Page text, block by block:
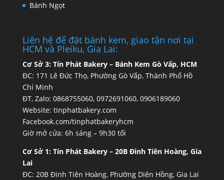
Bánh Ngọt
Liên hệ để đặt bánh kem, giao tận nơi tại
HCM và Pleiku, Gia Lai:
Cơ Sở 3: Tín Phát Bakery – Bánh Kem Gò Vấp, HCM
ĐC: 171 Lê Đức Thọ, Phường Gò Vấp, Thành Phố Hồ
Chí Minh
ĐT, Zalo: 0868755060, 0972691060, 0906189060
Website: tinphatbakery.com
Facebook.com/tinphatbakeryhcm
Giờ mở cửa: 6h sáng – 9h30 tối
Cơ Sở 1: Tín Phát Bakery – 20B Đinh Tiên Hoàng, Gia
Lai
ĐC: 20B Đinh Tiên Hoàng, Phường Diên Hồng, Gia Lai